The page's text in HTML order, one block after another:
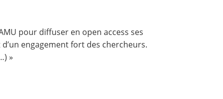
pour diffuser en open access ses
engagement fort des chercheurs.
»